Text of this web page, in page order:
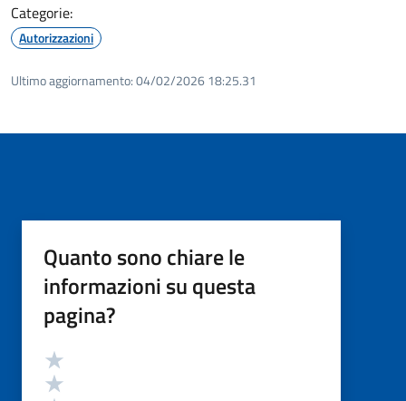
Categorie:
Autorizzazioni
Ultimo aggiornamento:04/02/2026 18:25.31
Quanto sono chiare le
informazioni su questa
pagina?
Valutazione